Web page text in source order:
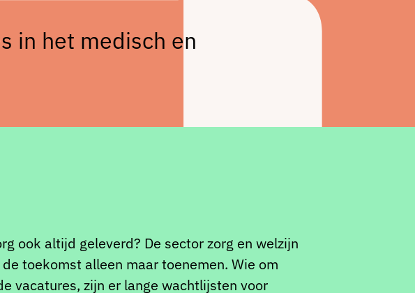
in het medisch en
ook altijd geleverd? De sector zorg en welzijn
toekomst alleen maar toenemen. Wie om
vacatures, zijn er lange wachtlijsten voor